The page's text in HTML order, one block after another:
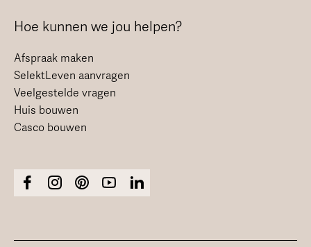
Hoe kunnen we jou helpen?
Afspraak maken
SelektLeven aanvragen
Veelgestelde vragen
Huis bouwen
Casco bouwen